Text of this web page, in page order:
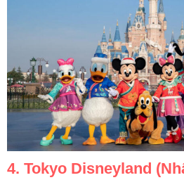
4. Tokyo Disneyland